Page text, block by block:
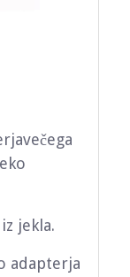
jekla.
adapterja